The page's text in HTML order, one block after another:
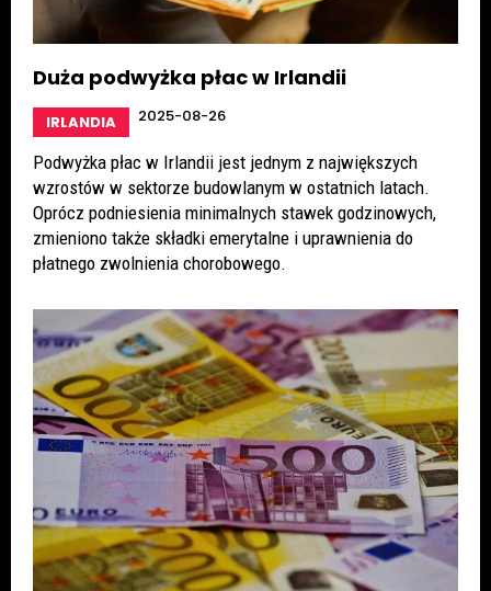
Duża podwyżka płac w Irlandii
IRLANDIA 2025-08-26
Podwyżka płac w Irlandii jest jednym z największych
wzrostów w sektorze budowlanym w ostatnich latach.
Oprócz podniesienia minimalnych stawek godzinowych,
zmieniono także składki emerytalne i uprawnienia do
płatnego zwolnienia chorobowego.